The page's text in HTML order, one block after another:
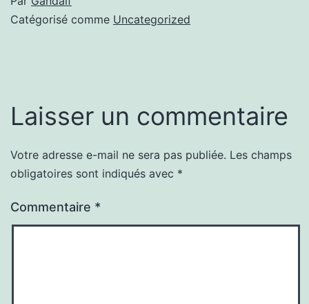
Catégorisé comme Uncategorized
Laisser un commentaire
Votre adresse e-mail ne sera pas publiée. Les champs
obligatoires sont indiqués avec *
Commentaire *